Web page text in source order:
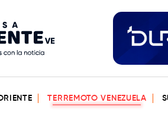
TERREMOTO VENEZUELA